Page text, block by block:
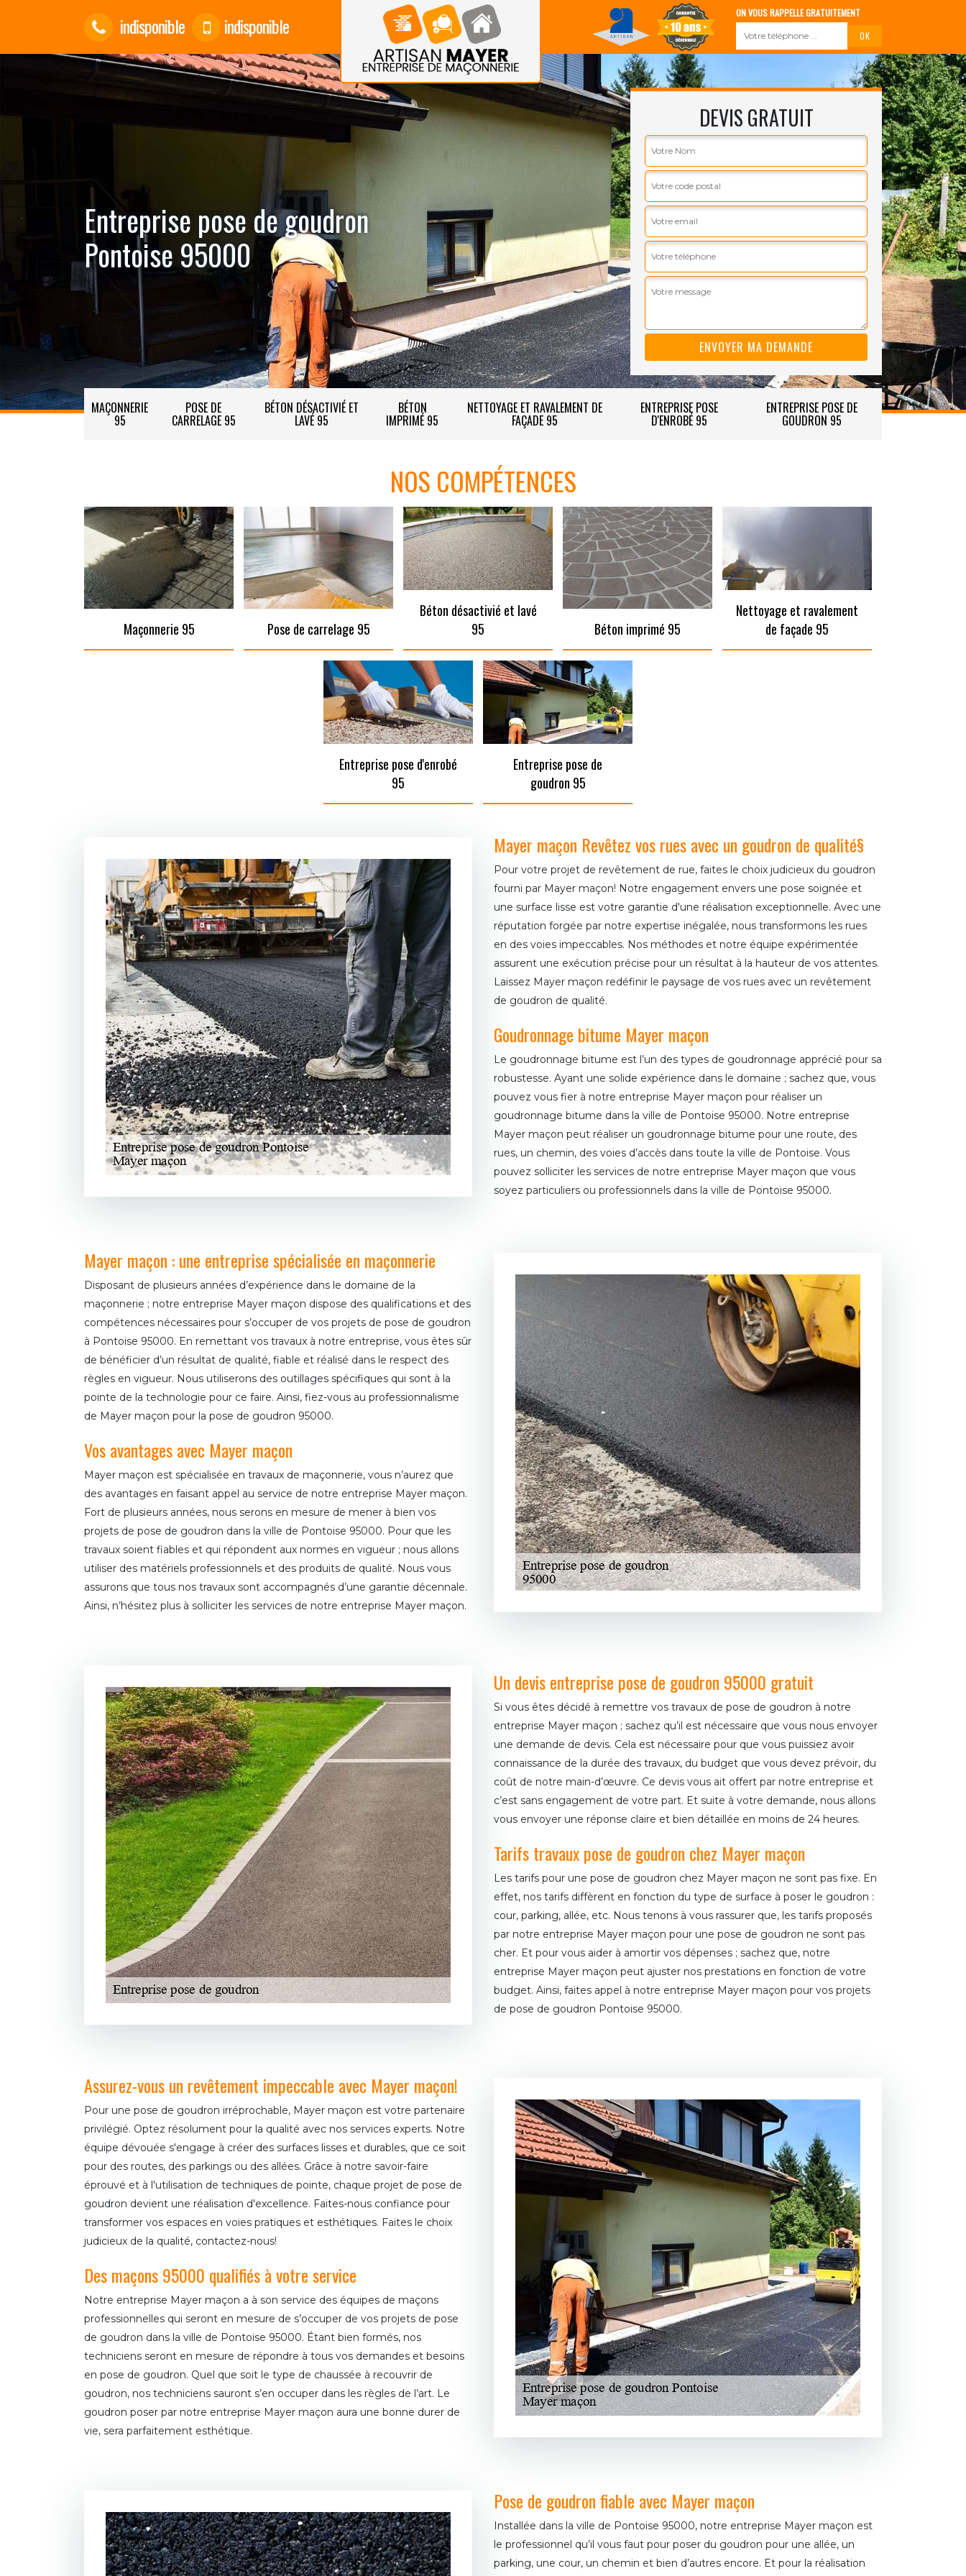
indisponible indisponible ON VOUS RAPPELLE GRATUITEMENT
Entreprise pose de goudron
Pontoise 95000
DEVIS GRATUIT
MAÇONNERIE
95
POSE DE
CARRELAGE 95
BÉTON DÉSACTIVIÉ ET
LAVÉ 95
BÉTON
IMPRIMÉ 95
NETTOYAGE ET RAVALEMENT DE
FAÇADE 95
ENTREPRISE POSE
D'ENROBÉ 95
ENTREPRISE POSE DE
GOUDRON 95
NOS COMPÉTENCES
Maçonnerie 95 Pose de carrelage 95
Béton désactivié et lavé
95
Béton imprimé 95
Nettoyage et ravalement
de façade 95
Entreprise pose d'enrobé
95
Entreprise pose de
goudron 95
Mayer maçon Revêtez vos rues avec un goudron de qualité§
Pour votre projet de revêtement de rue, faites le choix judicieux du goudron
fourni par Mayer maçon! Notre engagement envers une pose soignée et
une surface lisse est votre garantie d'une réalisation exceptionnelle. Avec une
réputation forgée par notre expertise inégalée, nous transformons les rues
en des voies impeccables. Nos méthodes et notre équipe expérimentée
assurent une exécution précise pour un résultat à la hauteur de vos attentes.
Laissez Mayer maçon redéfinir le paysage de vos rues avec un revêtement
de goudron de qualité.
Goudronnage bitume Mayer maçon
Le goudronnage bitume est l’un des types de goudronnage apprécié pour sa
robustesse. Ayant une solide expérience dans le domaine ; sachez que, vous
pouvez vous fier à notre entreprise Mayer maçon pour réaliser un
goudronnage bitume dans la ville de Pontoise 95000. Notre entreprise
Mayer maçon peut réaliser un goudronnage bitume pour une route, des
rues, un chemin, des voies d’accès dans toute la ville de Pontoise. Vous
pouvez solliciter les services de notre entreprise Mayer maçon que vous
soyez particuliers ou professionnels dans la ville de Pontoise 95000.
Mayer maçon : une entreprise spécialisée en maçonnerie
Disposant de plusieurs années d’expérience dans le domaine de la
maçonnerie ; notre entreprise Mayer maçon dispose des qualifications et des
compétences nécessaires pour s’occuper de vos projets de pose de goudron
à Pontoise 95000. En remettant vos travaux à notre entreprise, vous êtes sûr
de bénéficier d’un résultat de qualité, fiable et réalisé dans le respect des
règles en vigueur. Nous utiliserons des outillages spécifiques qui sont à la
pointe de la technologie pour ce faire. Ainsi, fiez-vous au professionnalisme
de Mayer maçon pour la pose de goudron 95000.
Vos avantages avec Mayer maçon
Mayer maçon est spécialisée en travaux de maçonnerie, vous n’aurez que
des avantages en faisant appel au service de notre entreprise Mayer maçon.
Fort de plusieurs années, nous serons en mesure de mener à bien vos
projets de pose de goudron dans la ville de Pontoise 95000. Pour que les
travaux soient fiables et qui répondent aux normes en vigueur ; nous allons
utiliser des matériels professionnels et des produits de qualité. Nous vous
assurons que tous nos travaux sont accompagnés d’une garantie décennale.
Ainsi, n’hésitez plus à solliciter les services de notre entreprise Mayer maçon.
Un devis entreprise pose de goudron 95000 gratuit
Si vous êtes décidé à remettre vos travaux de pose de goudron à notre
entreprise Mayer maçon ; sachez qu’il est nécessaire que vous nous envoyer
une demande de devis. Cela est nécessaire pour que vous puissiez avoir
connaissance de la durée des travaux, du budget que vous devez prévoir, du
coût de notre main-d’œuvre. Ce devis vous ait offert par notre entreprise et
c’est sans engagement de votre part. Et suite à votre demande, nous allons
vous envoyer une réponse claire et bien détaillée en moins de 24 heures.
Tarifs travaux pose de goudron chez Mayer maçon
Les tarifs pour une pose de goudron chez Mayer maçon ne sont pas fixe. En
effet, nos tarifs diffèrent en fonction du type de surface à poser le goudron :
cour, parking, allée, etc. Nous tenons à vous rassurer que, les tarifs proposés
par notre entreprise Mayer maçon pour une pose de goudron ne sont pas
cher. Et pour vous aider à amortir vos dépenses ; sachez que, notre
entreprise Mayer maçon peut ajuster nos prestations en fonction de votre
budget. Ainsi, faites appel à notre entreprise Mayer maçon pour vos projets
de pose de goudron Pontoise 95000.
Assurez-vous un revêtement impeccable avec Mayer maçon!
Pour une pose de goudron irréprochable, Mayer maçon est votre partenaire
privilégié. Optez résolument pour la qualité avec nos services experts. Notre
équipe dévouée s'engage à créer des surfaces lisses et durables, que ce soit
pour des routes, des parkings ou des allées. Grâce à notre savoir-faire
éprouvé et à l'utilisation de techniques de pointe, chaque projet de pose de
goudron devient une réalisation d'excellence. Faites-nous confiance pour
transformer vos espaces en voies pratiques et esthétiques. Faites le choix
judicieux de la qualité, contactez-nous!
Des maçons 95000 qualifiés à votre service
Notre entreprise Mayer maçon a à son service des équipes de maçons
professionnelles qui seront en mesure de s’occuper de vos projets de pose
de goudron dans la ville de Pontoise 95000. Étant bien formés, nos
techniciens seront en mesure de répondre à tous vos demandes et besoins
en pose de goudron. Quel que soit le type de chaussée à recouvrir de
goudron, nos techniciens sauront s’en occuper dans les règles de l’art. Le
goudron poser par notre entreprise Mayer maçon aura une bonne durer de
vie, sera parfaitement esthétique.
Pose de goudron fiable avec Mayer maçon
Installée dans la ville de Pontoise 95000, notre entreprise Mayer maçon est
le professionnel qu’il vous faut pour poser du goudron pour une allée, un
parking, une cour, un chemin et bien d’autres encore. Et pour la réalisation